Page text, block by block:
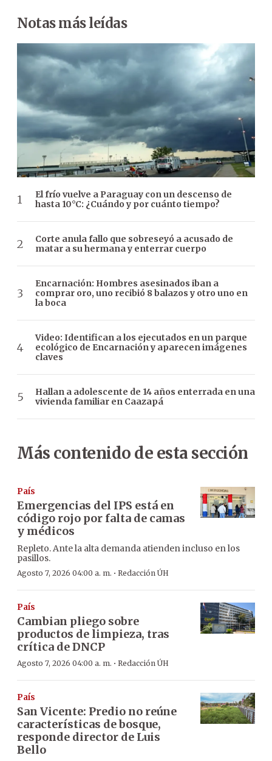
Notas más leídas
El frío vuelve a Paraguay con un descenso de
hasta 10°C: ¿Cuándo y por cuánto tiempo?
Corte anula fallo que sobreseyó a acusado de
matar a su hermana y enterrar cuerpo
Encarnación: Hombres asesinados iban a
comprar oro, uno recibió 8 balazos y otro uno en
la boca
Video: Identifican a los ejecutados en un parque
ecológico de Encarnación y aparecen imágenes
claves
Hallan a adolescente de 14 años enterrada en una
vivienda familiar en Caazapá
Más contenido de esta sección
País
Emergencias del IPS está en
código rojo por falta de camas
y médicos
Repleto. Ante la alta demanda atienden incluso en los
pasillos.
Agosto 7, 2026 04:00 a. m. · Redacción ÚH
País
Cambian pliego sobre
productos de limpieza, tras
crítica de DNCP
Agosto 7, 2026 04:00 a. m. · Redacción ÚH
País
San Vicente: Predio no reúne
características de bosque,
responde director de Luis
Bello